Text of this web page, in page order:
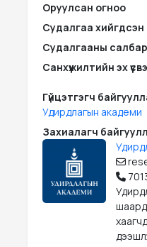
Оруулсан огноо
Судалгаа хийгдсэн
Судалгааны салбар
Санхүүжилтийн эх
Гүйцэтгэгч
Удирдлагын академи
Захиалагч